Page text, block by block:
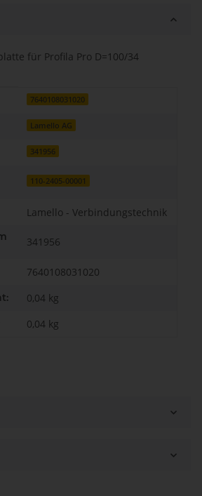
für Profila Pro D=100/34
7640108031020
Lamello AG
341956
110-2405-00001
Lamello - Verbindungstechnik
341956
7640108031020
0,04 kg
0,04 kg